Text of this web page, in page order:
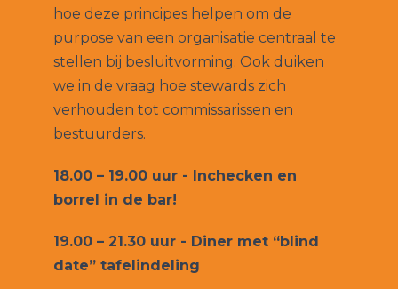
hoe deze principes helpen om de
purpose van een organisatie centraal te
stellen bij besluitvorming. Ook duiken
we in de vraag hoe stewards zich
verhouden tot commissarissen en
bestuurders.
18.00 – 19.00 uur - Inchecken en
borrel in de bar!
19.00 – 21.30 uur - Diner met “blind
date” tafelindeling